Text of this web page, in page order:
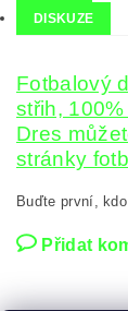
DISKUZE
Fotbalový
střih,
Dres
stránky
Buďte první,
Přidat